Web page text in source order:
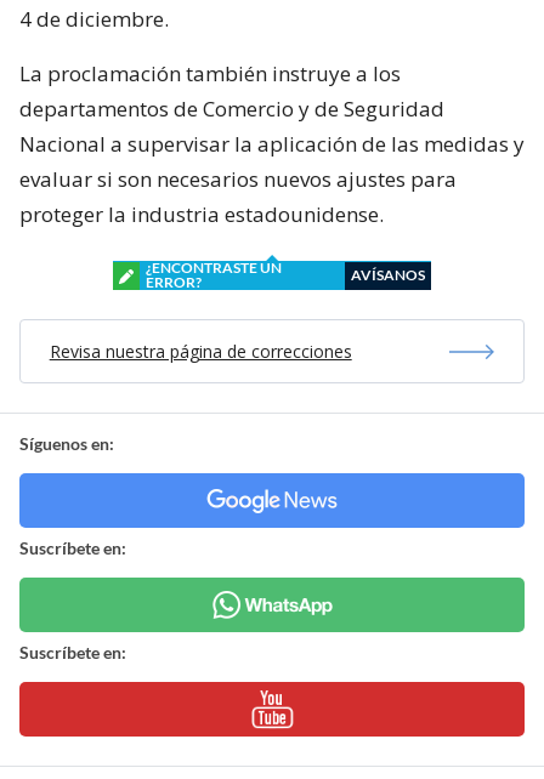
4 de diciembre.
La proclamación también instruye a los
departamentos de Comercio y de Seguridad
Nacional a supervisar la aplicación de las medidas y
evaluar si son necesarios nuevos ajustes para
proteger la industria estadounidense.
¿ENCONTRASTE UN
ERROR?
AVÍSANOS
Revisa nuestra página de correcciones
Síguenos en:
Suscríbete en:
Suscríbete en: